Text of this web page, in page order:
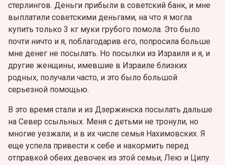
стерлингов. Деньги прибыли в советский банк, и мне
выплатили советскими деньгами, на что я могла
купить только 3 кг муки грубого помола. Это было
почти ничто и я, поблагодарив его, попросила больше
мне денег не посылать. Но посылки из Израиля и я, и
другие женщины, имевшие в Израиле близких
родных, получали часто, и это было большой
серьезной помощью.
В это время стали и из Дзержинска посылать дальше
на Север ссыльных. Меня с детьми не тронули, но
многие уезжали, и в их числе семья Нахимовских. Я
еще успела привести к себе и накормить перед
отправкой обеих девочек из этой семьи, Лею и Ципу.